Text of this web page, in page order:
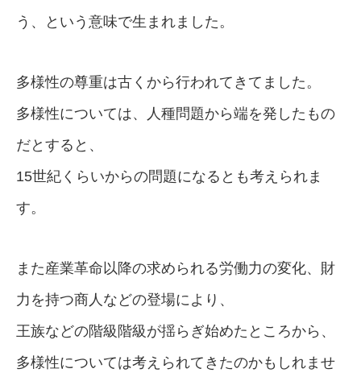
う、という意味で生まれました。
多様性の尊重は古くから行われてきてました。
多様性については、人種問題から端を発したもの
だとすると、
15世紀くらいからの問題になるとも考えられま
す。
また産業革命以降の求められる労働力の変化、財
力を持つ商人などの登場により、
王族などの階級階級が揺らぎ始めたところから、
多様性については考えられてきたのかもしれませ